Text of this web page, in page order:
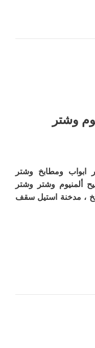
وشتر
ابواب ومطابخ وشتر
ألمنيوم وشتر وشتر
، مدخنة استيل سقف